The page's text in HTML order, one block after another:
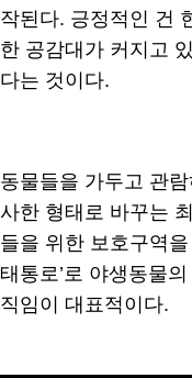
작된다. 긍정적인 건
한 공감대가 커지고
다는 것이다.
동물들을 가두고 관
사한 형태로 바꾸는
들을 위한 보호구역
태통로’로 야생동물
직임이 대표적이다.